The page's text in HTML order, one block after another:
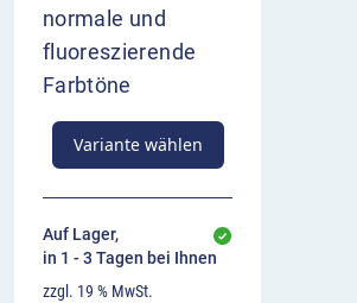
normale und
fluoreszierende
Farbtöne
Variante wählen
Auf Lager,
in 1 - 3 Tagen bei Ihnen
zzgl. 19 % MwSt.